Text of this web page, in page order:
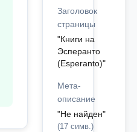
Заголовок
страницы
"Книги на
Эсперанто
(Esperanto)"
Мета-
описание
"Не найден"
(17 симв.)